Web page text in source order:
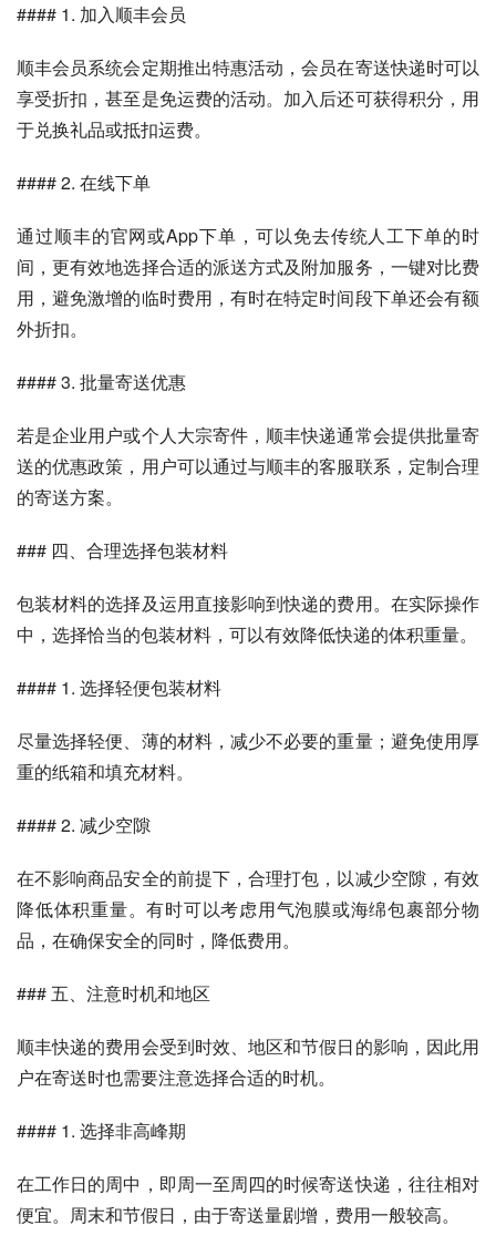
#### 1. 加入顺丰会员
顺丰会员系统会定期推出特惠活动，会员在寄送快递时可以
享受折扣，甚至是免运费的活动。加入后还可获得积分，用
于兑换礼品或抵扣运费。
#### 2. 在线下单
通过顺丰的官网或App下单，可以免去传统人工下单的时
间，更有效地选择合适的派送方式及附加服务，一键对比费
用，避免激增的临时费用，有时在特定时间段下单还会有额
外折扣。
#### 3. 批量寄送优惠
若是企业用户或个人大宗寄件，顺丰快递通常会提供批量寄
送的优惠政策，用户可以通过与顺丰的客服联系，定制合理
的寄送方案。
### 四、合理选择包装材料
包装材料的选择及运用直接影响到快递的费用。在实际操作
中，选择恰当的包装材料，可以有效降低快递的体积重量。
#### 1. 选择轻便包装材料
尽量选择轻便、薄的材料，减少不必要的重量；避免使用厚
重的纸箱和填充材料。
#### 2. 减少空隙
在不影响商品安全的前提下，合理打包，以减少空隙，有效
降低体积重量。有时可以考虑用气泡膜或海绵包裹部分物
品，在确保安全的同时，降低费用。
### 五、注意时机和地区
顺丰快递的费用会受到时效、地区和节假日的影响，因此用
户在寄送时也需要注意选择合适的时机。
#### 1. 选择非高峰期
在工作日的周中，即周一至周四的时候寄送快递，往往相对
便宜。周末和节假日，由于寄送量剧增，费用一般较高。